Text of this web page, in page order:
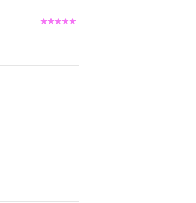
für